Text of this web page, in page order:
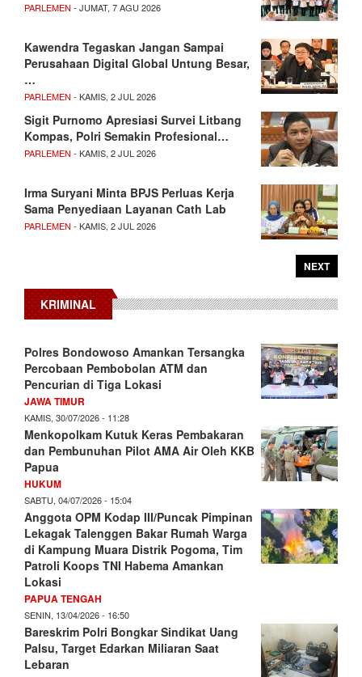
PARLEMEN - JUMAT, 7 AGU 2026
Kawendra Tegaskan Jangan Sampai
Perusahaan Digital Global Untung Besar,
…
PARLEMEN - KAMIS, 2 JUL 2026
Sigit Purnomo Apresiasi Survei Litbang
Kompas, Polri Semakin Profesional…
PARLEMEN - KAMIS, 2 JUL 2026
Irma Suryani Minta BPJS Perluas Kerja
Sama Penyediaan Layanan Cath Lab
PARLEMEN - KAMIS, 2 JUL 2026
NEXT
KRIMINAL
Polres Bondowoso Amankan Tersangka
Percobaan Pembobolan ATM dan
Pencurian di Tiga Lokasi
JAWA TIMUR
KAMIS, 30/07/2026 - 11:28
Menkopolkam Kutuk Keras Pembakaran
dan Pembunuhan Pilot AMA Air Oleh KKB
Papua
HUKUM
SABTU, 04/07/2026 - 15:04
Anggota OPM Kodap III/Puncak Pimpinan
Lekagak Talenggen Bakar Rumah Warga
di Kampung Muara Distrik Pogoma, Tim
Patroli Koops TNI Habema Amankan
Lokasi
PAPUA TENGAH
SENIN, 13/04/2026 - 16:50
Bareskrim Polri Bongkar Sindikat Uang
Palsu, Target Edarkan Miliaran Saat
Lebaran